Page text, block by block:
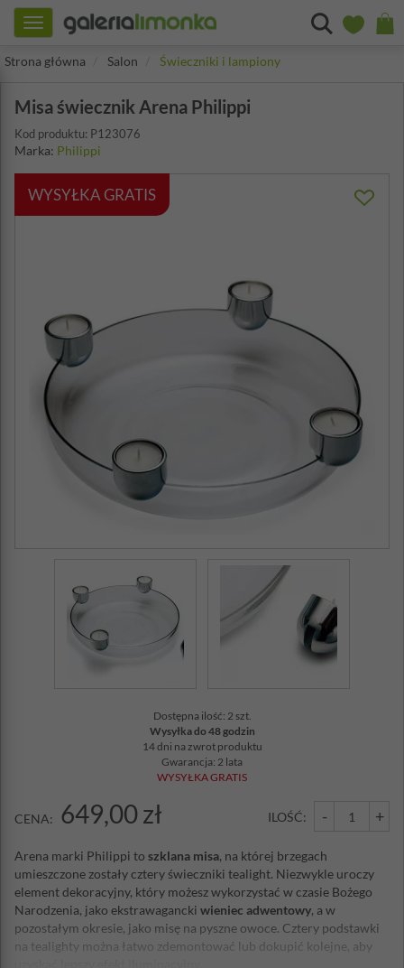
Toggle
navigation
Strona główna
Salon Świeczniki i lampiony
Misa świecznik Arena Philippi
Kod produktu: P123076
Marka: Philippi
WYSYŁKA GRATIS
Dostępna ilość: 2 szt.
Wysyłka do 48 godzin
14 dni na zwrot produktu
Gwarancja: 2 lata
WYSYŁKA GRATIS
CENA: 649,00 zł ILOŚĆ: - +
Arena marki Philippi to szklana misa, na której brzegach
umieszczone zostały cztery świeczniki tealight. Niezwykle uroczy
element dekoracyjny, który możesz wykorzystać w czasie Bożego
Narodzenia, jako ekstrawagancki wieniec adwentowy, a w
pozostałym okresie, jako misę na pyszne owoce. Cztery podstawki
na tealighty można łatwo zdemontować lub dokupić kolejne, aby